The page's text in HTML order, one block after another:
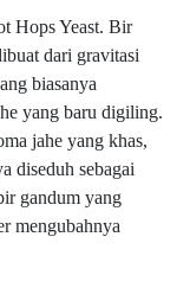
Hops Yeast. Bir
dari gravitasi
biasanya
yang baru digiling.
jahe yang khas,
diseduh sebagai
gandum yang
mengubahnya